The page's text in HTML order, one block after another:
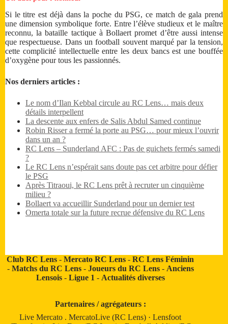
Si le titre est déjà dans la poche du PSG, ce match de gala prend
une dimension symbolique forte. Entre l’élève studieux et le maître
reconnu, la bataille tactique à Bollaert promet d’être aussi intense
que respectueuse. Dans un football souvent marqué par la tension,
cette complicité intellectuelle entre les deux bancs est une bouffée
d’oxygène pour tous les passionnés.
Nos derniers articles :
Le nom d’Ilan Kebbal circule au RC Lens… mais deux
détails interpellent
La descente aux enfers de Salis Abdul Samed continue
Robin Risser a fermé la porte au PSG… pour mieux l’ouvrir
dans un an ?
RC Lens – Sunderland AFC : Pas de guichets fermés samedi
?
Le RC Lens n’espérait sans doute pas cet arbitre pour défier
le PSG
Après Titraoui, le RC Lens prêt à recruter un cinquième
milieu ?
Bollaert va accueillir Sunderland pour un dernier test
Omerta totale sur la future recrue défensive du RC Lens
Club RC Lens -Mercato RC Lens -RC Lens Féminin
- Matchs du RC Lens- Joueurs du RC Lens- Anciens
Lensois- Ligue 1 - Actualités diverses
Partenaires / agrégateurs :
Live Mercato .MercatoLive (RC Lens) ·Lensfoot